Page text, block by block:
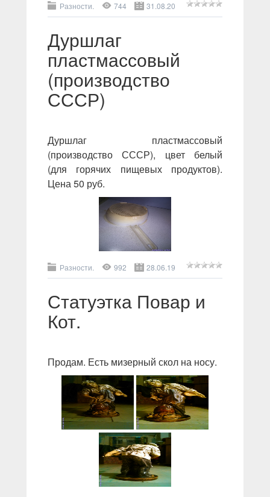
Разности. 744 31.08.20
Дуршлаг
пластмассовый
(производство
СССР)
Дуршлаг пластмассовый
(производство СССР), цвет белый
(для горячих пищевых продуктов).
Цена 50 руб.
Разности. 992 28.06.19
Статуэтка Повар и
Кот.
Продам. Есть мизерный скол на носу.